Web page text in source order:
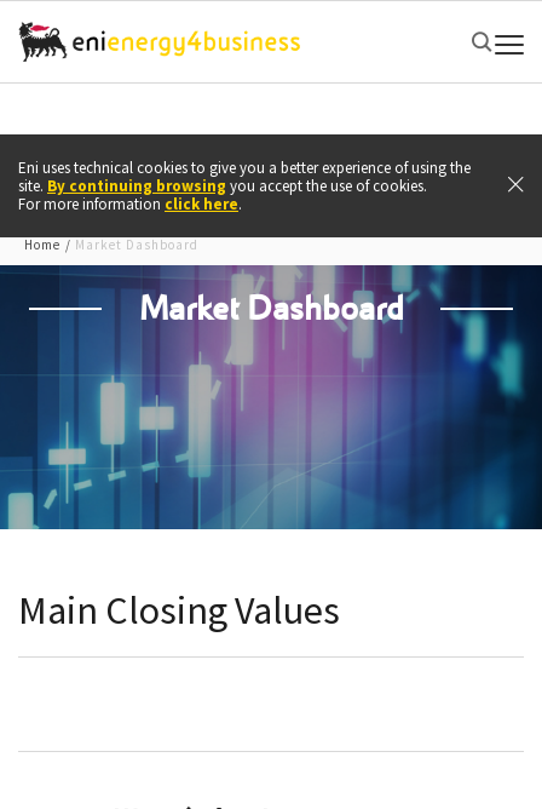
Eni uses technical cookies to give you a better experience of using the
site. By continuing browsing you accept the use of cookies.
For more information click here.
Home Market Dashboard
Market Dashboard
Main Closing Values